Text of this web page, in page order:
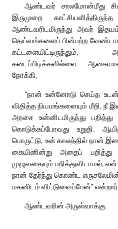
ஆண்டவர் சாலமோன்மீது
இருமுறை
ஆண்டவரிடமிருந்து அவர்
தெய்வங்களைப் பின்பற்ற
கடைப்பிடிக்கவில்லை.
நோக்கி,
“நான் உன்னோடு செய்த
விதித்த நியமங்களையும் மீறி,
அரசை உன்னிடமிருந்து
கொடுக்கப்போவது உறுதி.
பொருட்டு, உன் காலத்தில் நான்
கையினின்று அதைப்
முழுவதையும் பறித்துவிடாமல்,
நான் தேர்ந்து கொண்ட
மகனிடம் விட்டுவைப்பேன்”
ஆண்டவரின் அருள்வாக்கு.